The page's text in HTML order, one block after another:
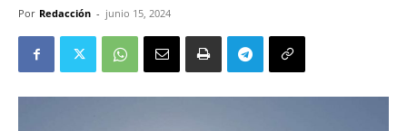
Por Redacción - junio 15, 2024